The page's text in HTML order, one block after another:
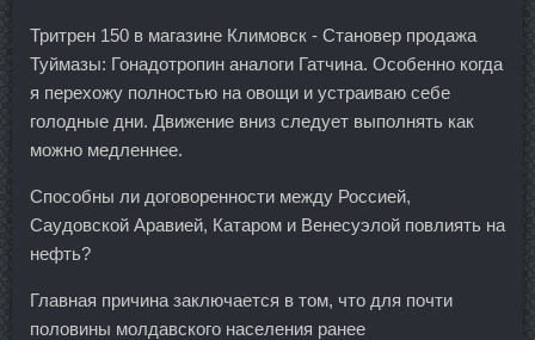
Тритрен 150 в магазине Климовск - Становер продажа
Туймазы: Гонадотропин аналоги Гатчина. Особенно когда
я перехожу полностью на овощи и устраиваю себе
голодные дни. Движение вниз следует выполнять как
можно медленнее.
Способны ли договоренности между Россией,
Саудовской Аравией, Катаром и Венесуэлой повлиять на
нефть?
Главная причина заключается в том, что для почти
половины молдавского населения ранее